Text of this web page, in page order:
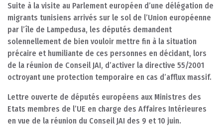
Suite à la visite au Parlement européen d’une délégation de
migrants tunisiens arrivés sur le sol de l’Union européenne
par l’île de Lampedusa, les députés demandent
solennellement de bien vouloir mettre fin à la situation
précaire et humiliante de ces personnes en décidant, lors
de la réunion de Conseil JAI, d’activer la directive 55/2001
octroyant une protection temporaire en cas d’afflux massif.
Lettre ouverte de députés européens aux Ministres des
Etats membres de l’UE en charge des Affaires Intérieures
en vue de la réunion du Conseil JAI des 9 et 10 juin.